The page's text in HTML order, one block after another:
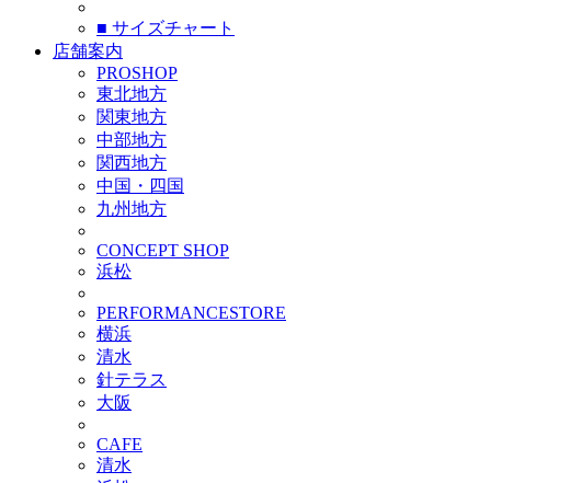
■ サイズチャート
店舗案内
PROSHOP
東北地方
関東地方
中部地方
関西地方
中国・四国
九州地方
CONCEPT SHOP
浜松
PERFORMANCESTORE
横浜
清水
針テラス
大阪
CAFE
清水